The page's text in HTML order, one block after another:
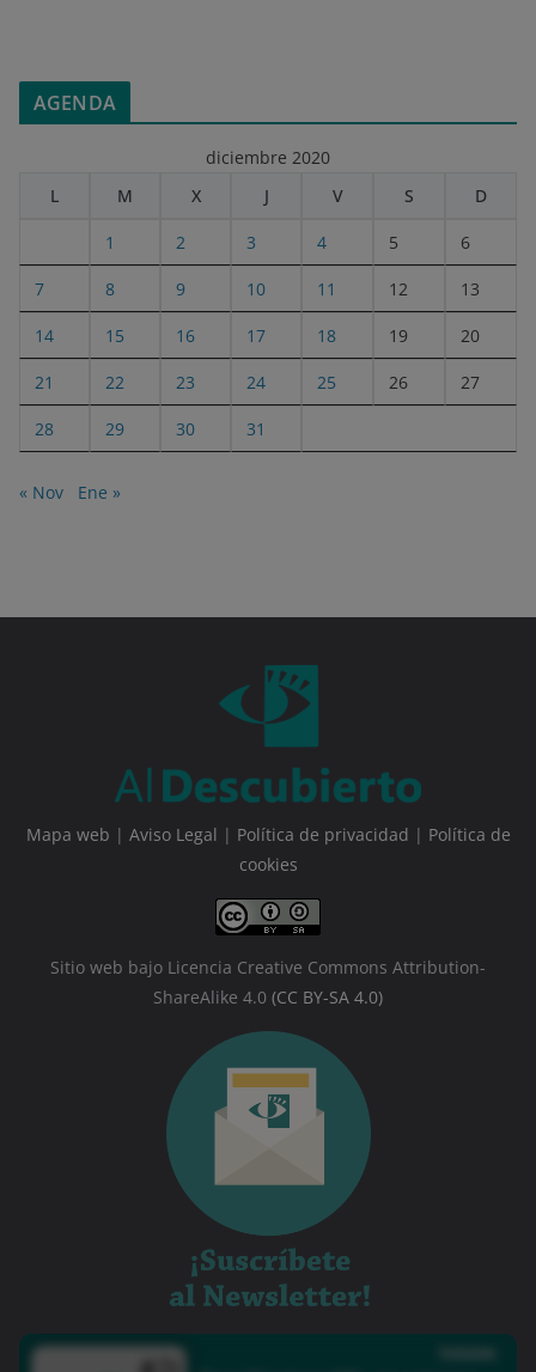
AGENDA
diciembre 2020
L
M X J V S D
1 2 3 4 5 6
7 8 9 10 11 12 13
14 15 16 17 18 19 20
21 22 23 24 25 26 27
28 29 30 31
« Nov Ene »
Mapa web | Aviso Legal | Política de privacidad | Política de
cookies
Sitio web bajo Licencia Creative Commons Attribution-
ShareAlike 4.0 (CC BY-SA 4.0)